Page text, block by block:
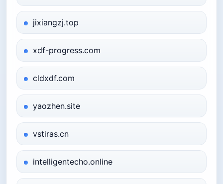
jixiangzj.top
xdf-progress.com
cldxdf.com
yaozhen.site
vstiras.cn
intelligentecho.online